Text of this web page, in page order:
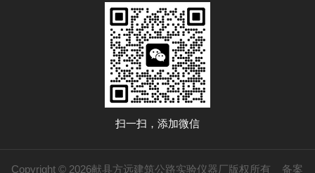
扫一扫，添加微信
Copyright © 2026献县方远建筑公路实验仪器厂版权所有 备案